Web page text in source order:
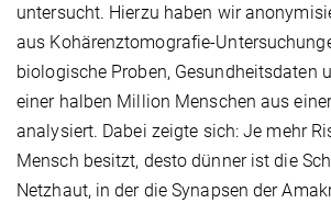
untersucht. Hierzu haben wir
aus Kohärenztomografie-
biologische Proben, Gesundheitsdaten
einer halben Million Menschen aus
analysiert. Dabei zeigte sich: Je mehr
Mensch besitzt, desto dünner ist die
Netzhaut, in der die Synapsen der